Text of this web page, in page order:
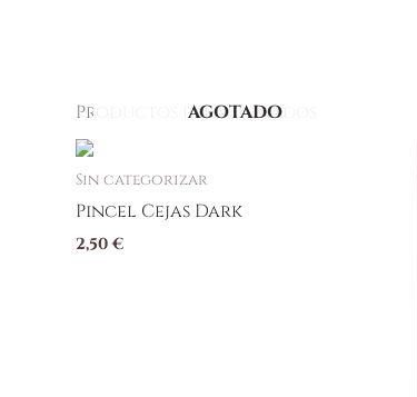
Productos relacionados
AGOTADO
Sin categorizar
Pincel Cejas Dark
2,50€